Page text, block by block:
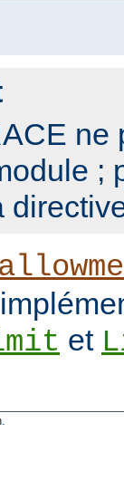
ne
;
et